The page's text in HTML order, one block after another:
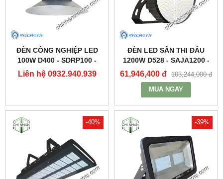
ĐÈN CÔNG NGHIỆP LED
100W D400 - SDRP100 -
DUHAL
Liên hệ 0932.940.939
ĐÈN LED SÂN THI ĐẤU
1200W D528 - SAJA1200 -
DUHAL
61,946,400 đ 103,244,000 đ
MUA NGAY
-40% -39%